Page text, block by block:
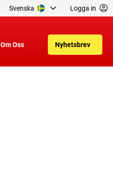
Svenska Logga in
Om Oss Nyhetsbrev